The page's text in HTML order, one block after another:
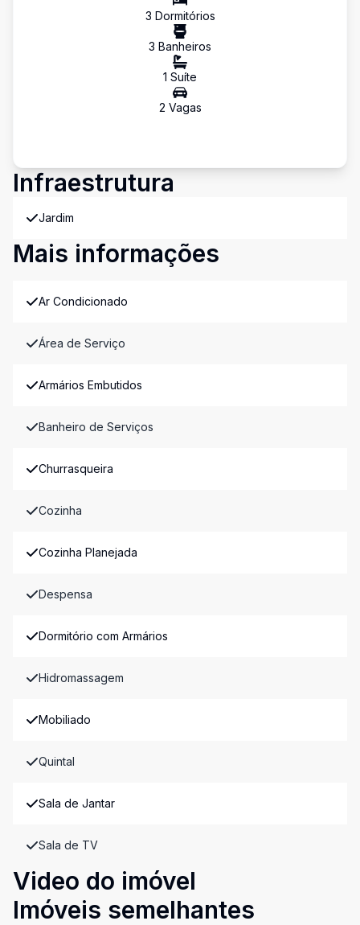
3 Dormitórios
3 Banheiros
1 Suíte
2 Vagas
Infraestrutura
Jardim
Mais informações
Ar Condicionado
Área de Serviço
Armários Embutidos
Banheiro de Serviços
Churrasqueira
Cozinha
Cozinha Planejada
Despensa
Dormitório com Armários
Hidromassagem
Mobiliado
Quintal
Sala de Jantar
Sala de TV
Video do imóvel
Imóveis semelhantes